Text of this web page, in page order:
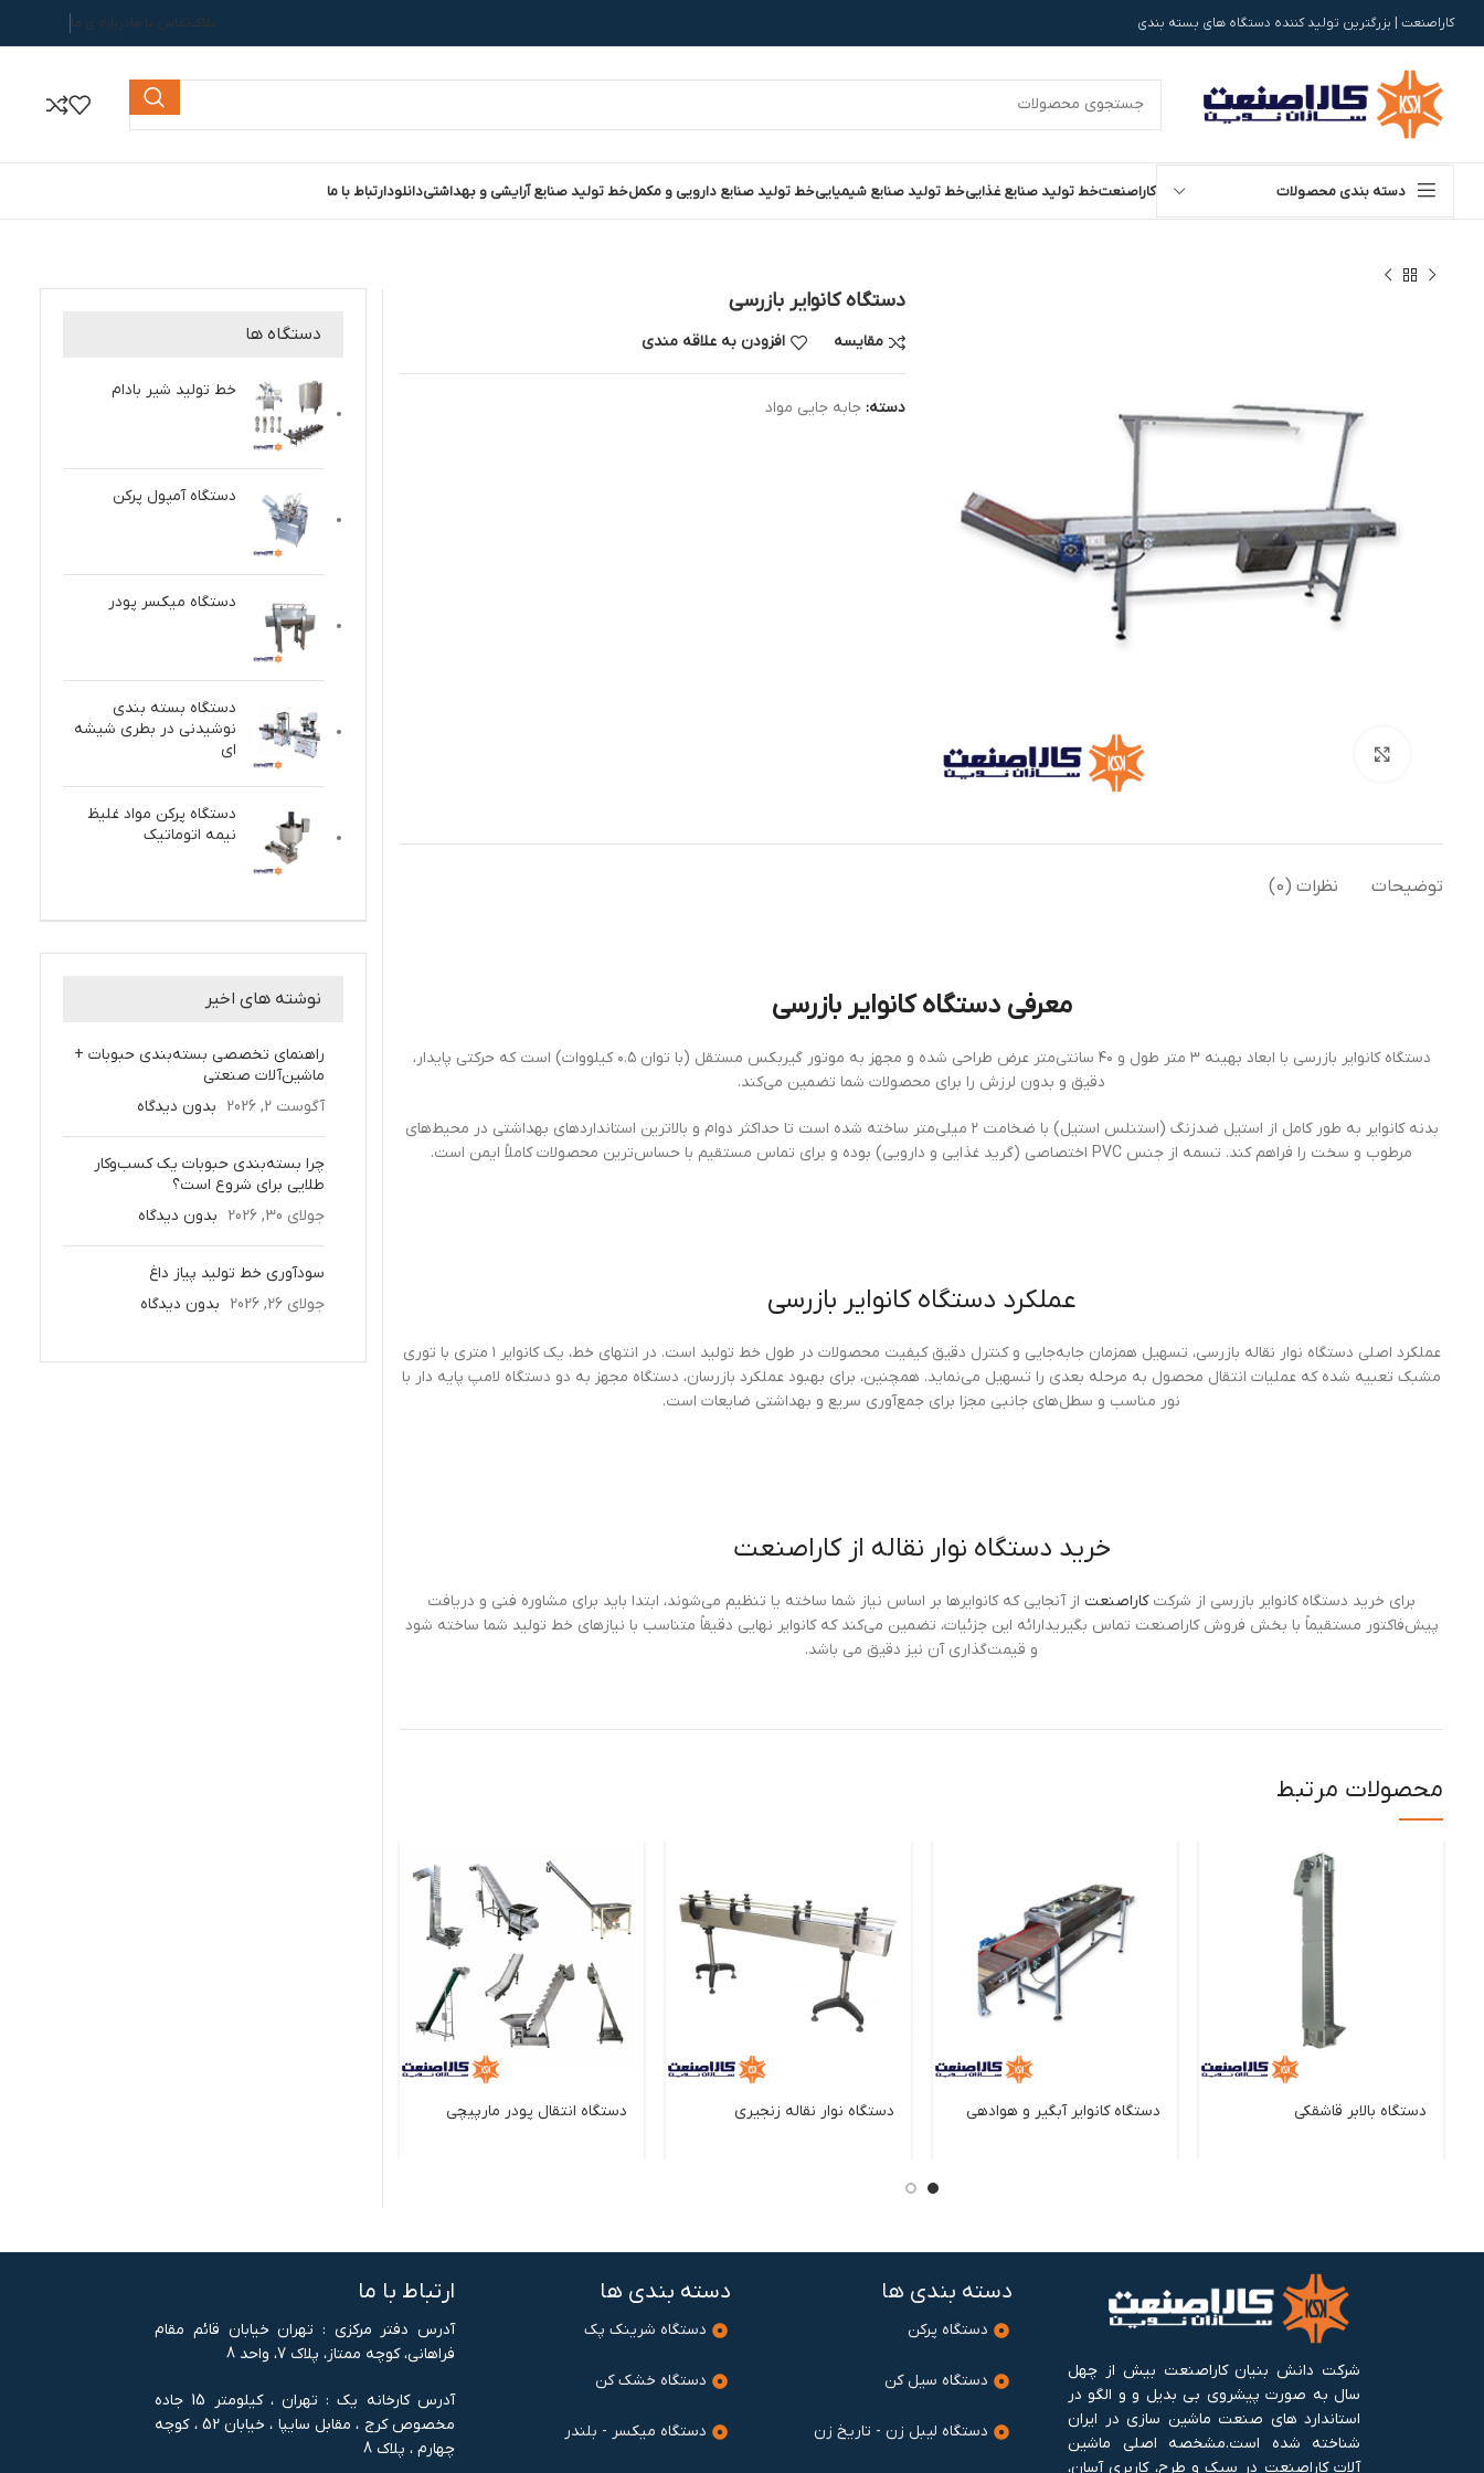
کاراصنعت | بزرگترین تولید کننده دستگاه های بسته بندی بلاگتماس با مادرباره ی ما
دسته بندی محصولات کاراصنعتخط تولید صنایع غذاییخط تولید صنایع شیمیاییخط تولید صنایع دارویی و مکملخط تولید صنایع آرایشی و بهداشتیدانلودارتباط با ما
دستگاه کانوایر بازرسی
مقایسه افزودن به علاقه مندی
دسته: جابه جایی مواد
توضیحات نظرات (0)
معرفی دستگاه کانوایر بازرسی
دستگاه کانوایر بازرسی با ابعاد بهینه ۳ متر طول و ۴۰ سانتی‌متر عرض طراحی شده و مجهز به موتور گیربکس مستقل (با توان ۰.۵ کیلووات) است که حرکتی پایدار،
دقیق و بدون لرزش را برای محصولات شما تضمین می‌کند.
بدنه کانوایر به طور کامل از استیل ضدزنگ (استنلس استیل) با ضخامت ۲ میلی‌متر ساخته شده است تا حداکثر دوام و بالاترین استانداردهای بهداشتی در محیط‌های
مرطوب و سخت را فراهم کند. تسمه از جنس PVC اختصاصی (گرید غذایی و دارویی) بوده و برای تماس مستقیم با حساس‌ترین محصولات کاملاً ایمن است.
عملکرد دستگاه کانوایر بازرسی
عملکرد اصلی دستگاه نوار نقاله بازرسی، تسهیل همزمان جابه‌جایی و کنترل دقیق کیفیت محصولات در طول خط تولید است. در انتهای خط، یک کانوایر ۱ متری با توری
مشبک تعبیه شده که عملیات انتقال محصول به مرحله بعدی را تسهیل می‌نماید. همچنین، برای بهبود عملکرد بازرسان، دستگاه مجهز به دو دستگاه لامپ پایه دار با
نور مناسب و سطل‌های جانبی مجزا برای جمع‌آوری سریع و بهداشتی ضایعات است.
خرید دستگاه نوار نقاله از کاراصنعت
برای خرید دستگاه کانوایر بازرسی از شرکتکاراصنعت از آنجایی که کانوایرها بر اساس نیاز شما ساخته یا تنظیم می‌شوند، ابتدا باید برای مشاوره فنی و دریافت
پیش‌فاکتور مستقیماً با بخش فروش کاراصنعت تماس بگیریدارائه این جزئیات، تضمین می‌کند که کانوایر نهایی دقیقاً متناسب با نیازهای خط تولید شما ساخته شود
و قیمت‌گذاری آن نیز دقیق می باشد.
محصولات مرتبط
دستگاه بالابر قاشقکی دستگاه کانوایر آبگیر و هوادهی دستگاه نوار نقاله زنجیری دستگاه انتقال پودر مارپيچي
دستگاه ها
خط تولید شیر بادام
دستگاه آمپول پرکن
دستگاه میکسر پودر
دستگاه بسته بندی
نوشیدنی در بطری شیشه
ای
دستگاه پركن مواد غلیظ
نيمه اتوماتيك
نوشته های اخیر
راهنمای تخصصی بسته‌بندی حبوبات +
ماشین‌آلات صنعتی
آگوست 2, 2026
بدون دیدگاه
چرا بسته‌بندی حبوبات یک کسب‌وکار
طلایی برای شروع است؟
جولای 30, 2026
بدون دیدگاه
سودآوری خط تولید پیاز داغ
جولای 26, 2026
بدون دیدگاه
شرکت دانش بنیان کاراصنعت بیش از چهل
سال به صورت پیشروی بی بدیل و و الگو در
استاندارد های صنعت ماشین سازی در ایران
شناخته شده است.مشخصه اصلی ماشین
آلات کاراصنعت در سبک و طرح، کاربری آسان،
دسته بندی ها
دستگاه پرکن
دستگاه سیل کن
دستگاه لیبل زن - تاریخ زن
دسته بندی ها
دستگاه شرینک پک
دستگاه خشک کن
دستگاه میکسر - بلندر
ارتباط با ما
آدرس دفتر مرکزی : تهران خيابان قائم مقام
فراهانی، کوچه ممتاز، پلاک 7، واحد 8
آدرس کارخانه یک : تهران ، کيلومتر 15 جاده
مخصوص کرج ، مقابل سايپا ، خيابان 52 ، کوچه
چهارم ، پلاک 8